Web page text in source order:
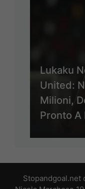
Lukaku
United:
Milioni,
Pronto A
Stopandgoal.net